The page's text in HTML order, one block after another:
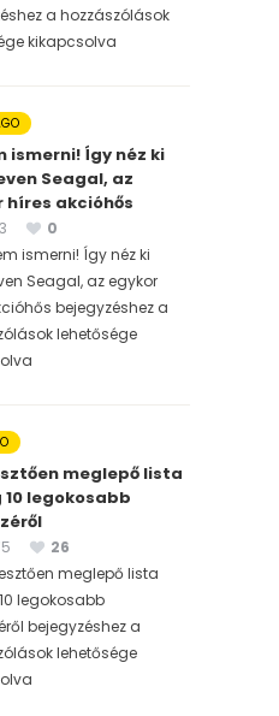
a hozzászólások
kikapcsolva
ismerni! Így néz ki
Seagal, az
híres akcióhős
0
ismerni! Így néz ki
Seagal, az egykor
bejegyzéshez a
lehetősége
meglepő lista
10 legokosabb
26
meglepő lista
legokosabb
bejegyzéshez a
lehetősége